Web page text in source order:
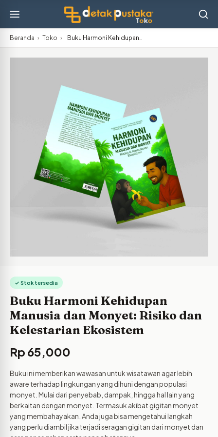
Beranda › Toko › Buku Harmoni Kehidupan…
✓ Stok tersedia
Buku Harmoni Kehidupan
Manusia dan Monyet: Risiko dan
Kelestarian Ekosistem
Rp 65,000
Buku ini memberikan wawasan untuk wisatawan agar lebih
aware terhadap lingkungan yang dihuni dengan populasi
monyet. Mulai dari penyebab, dampak, hingga hal lain yang
berkaitan dengan monyet. Termasuk akibat gigitan monyet
yang membahayakan. Anda juga bisa mengetahui langkah
yang perlu diambil jika terjadi seragan gigitan dari monyet dan